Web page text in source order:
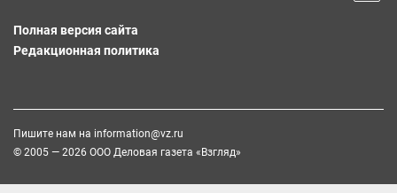
Полная версия сайта
Редакционная политика
Пишите нам на information@vz.ru
© 2005 — 2026 ООО Деловая газета «Взгляд»